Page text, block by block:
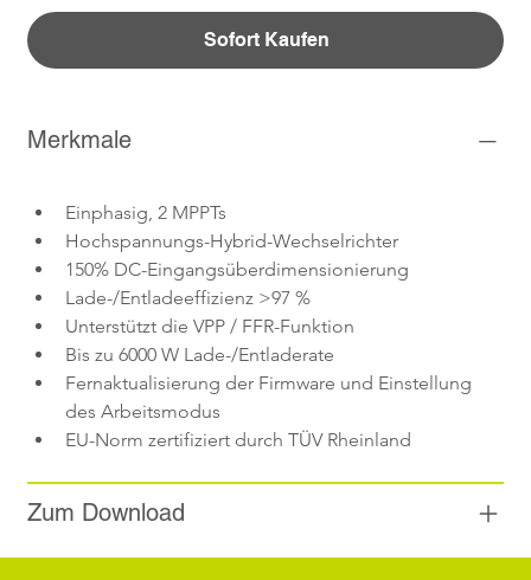
Sofort Kaufen
Merkmale
Einphasig, 2 MPPTs
Hochspannungs-Hybrid-Wechselrichter
150% DC-Eingangsüberdimensionierung
Lade-/Entladeeffizienz >97 %
Unterstützt die VPP / FFR-Funktion
Bis zu 6000 W Lade-/Entladerate
Fernaktualisierung der Firmware und Einstellung
des Arbeitsmodus
EU-Norm zertifiziert durch TÜV Rheinland
Zum Download